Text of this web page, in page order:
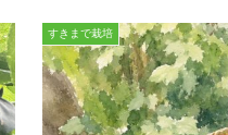
すきまで栽培